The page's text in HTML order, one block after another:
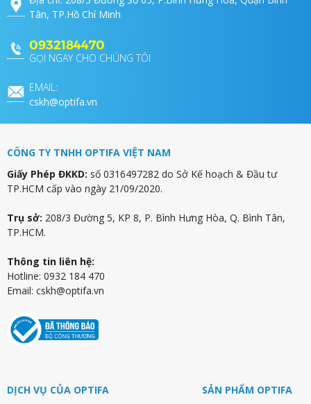
Tân, TP.Hồ Chí Minh
0932184470
GỌI NGAY CHO CHÚNG TÔI
EMAIL:
cskh@optifa.vn
CÔNG TY TNHH OPTIFA VIỆT NAM
Giấy Phép ĐKKD: số 0316497282 do Sở Kế hoạch & Đầu tư
TP.HCM cấp vào ngày 21/09/2020.
Trụ sở: 208/3 Đường 5, KP 8, P. Bình Hưng Hòa, Q. Bình Tân,
TP.HCM.
Thông tin liên hệ:
Hotline: 0932 184 470
Email: cskh@optifa.vn
DỊCH VỤ CỦA OPTIFA
SẢN PHẨM OPTIFA